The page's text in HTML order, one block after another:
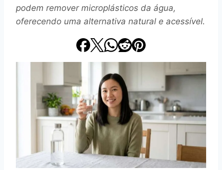
podem remover microplásticos da água,
oferecendo uma alternativa natural e acessível.